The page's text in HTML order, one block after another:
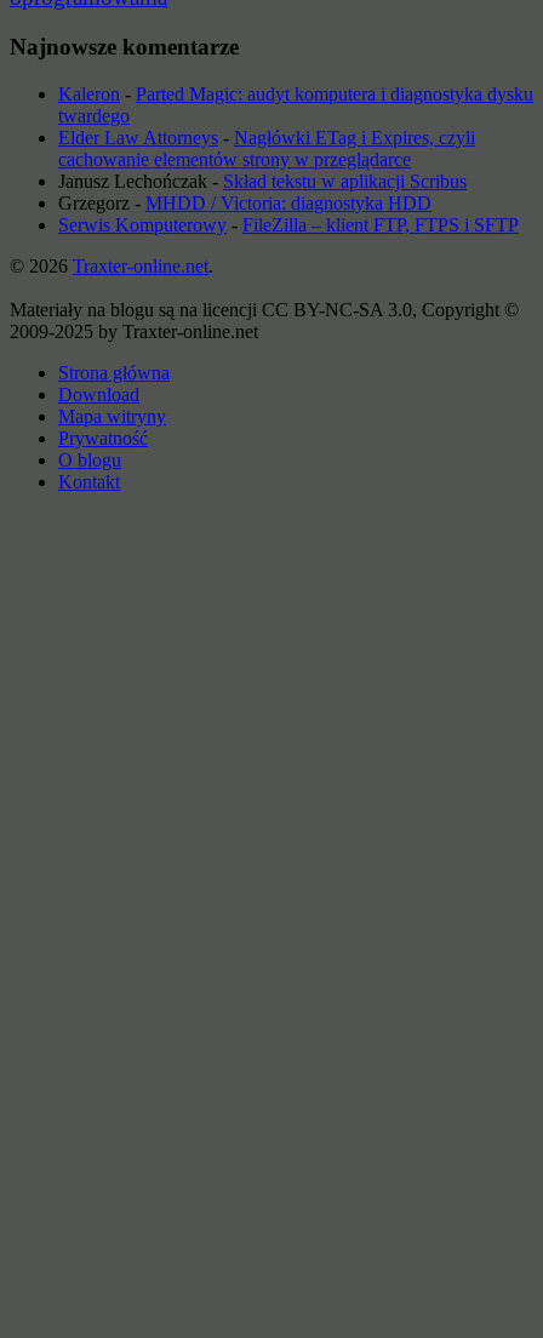
Najnowsze komentarze
Kaleron - Parted Magic: audyt komputera i diagnostyka dysku
twardego
Elder Law Attorneys - Nagłówki ETag i Expires, czyli
cachowanie elementów strony w przeglądarce
Janusz Lechończak - Skład tekstu w aplikacji Scribus
Grzegorz - MHDD / Victoria: diagnostyka HDD
Serwis Komputerowy - FileZilla – klient FTP, FTPS i SFTP
© 2026 Traxter-online.net.
Materiały na blogu są na licencji CC BY-NC-SA 3.0, Copyright ©
2009-2025 by Traxter-online.net
Strona główna
Download
Mapa witryny
Prywatność
O blogu
Kontakt